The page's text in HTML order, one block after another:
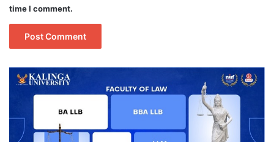
time I comment.